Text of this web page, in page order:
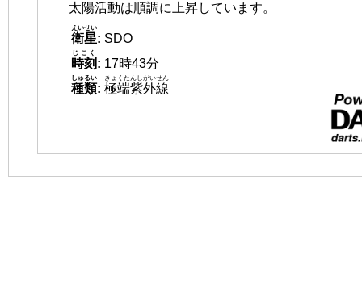
太陽活動は順調に上昇しています。
衛星
えいせい
: SDO
時刻
じこく
: 17時43分
種類
しゅるい
: 極端紫外線
きょくたんしがいせん